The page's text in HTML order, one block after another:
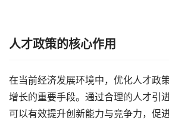
人才政策的核心作用
在当前经济发展环境中，优化人才政
增长的重要手段。通过合理的人才引
可以有效提升创新能力与竞争力，促